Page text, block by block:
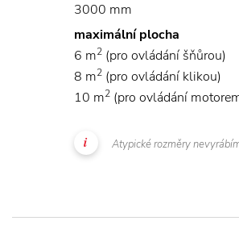
3000 mm
maximální plocha
6 m2 (pro ovládání šňůrou)
8 m2 (pro ovládání klikou)
10 m2 (pro ovládání
Atypické rozměry